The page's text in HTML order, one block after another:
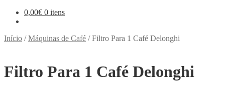
0,00€ 0 itens
Início /Máquinas de Café /Filtro Para 1 Café Delonghi
Filtro Para 1 Café Delonghi